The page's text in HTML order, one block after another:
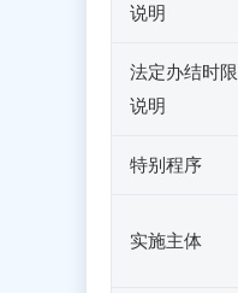
说明
法定办结时限
说明
特别程序
实施主体